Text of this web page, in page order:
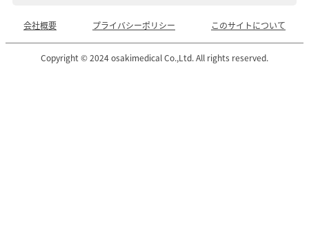
会社概要 プライバシーポリシー このサイトについて
Copyright © 2024 osakimedical Co.,Ltd. All rights reserved.